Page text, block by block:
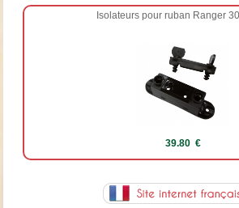
Isolateurs pour ruban Ranger
39.80 €